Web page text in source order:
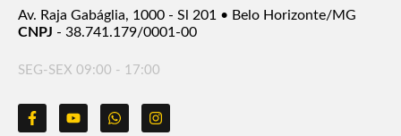
Av. Raja Gabáglia, 1000 - Sl 201 • Belo Horizonte/MG
CNPJ - 38.741.179/0001-00
SEG-SEX 09:00 - 17:00